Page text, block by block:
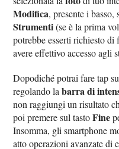
Modifica, presente i
Strumenti(se è la prima
potrebbe esserti richiesto
avere effettivo accesso agli
Dopodiché potrai fare tap
regolando labarra di
non raggiungi un risultato
poi premere sul tastoFine
Insomma, gli smartphone
atto operazioni avanzate di